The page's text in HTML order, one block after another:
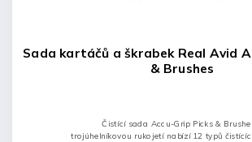
Sada kartáčů a škrabek Real Avid
& Brushes
Čistící sada Accu-Grip Picks &
trojúhelníkovou rukojetí nabízí 12 typů